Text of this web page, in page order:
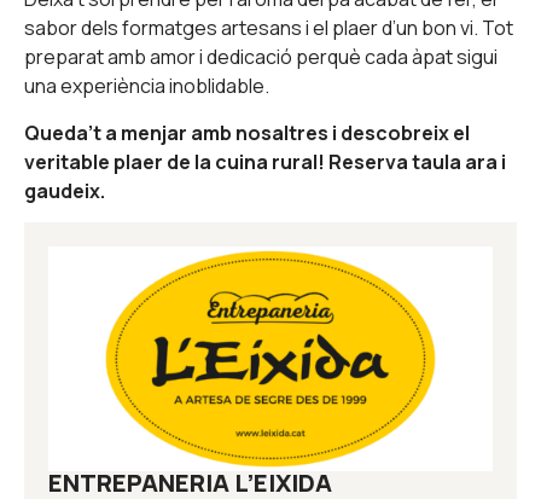
sabor dels formatges artesans i el plaer d’un bon vi. Tot
preparat amb amor i dedicació perquè cada àpat sigui
una experiència inoblidable.
Queda’t a menjar amb nosaltres i descobreix el
veritable plaer de la cuina rural! Reserva taula ara i
gaudeix.
ENTREPANERIA L’EIXIDA